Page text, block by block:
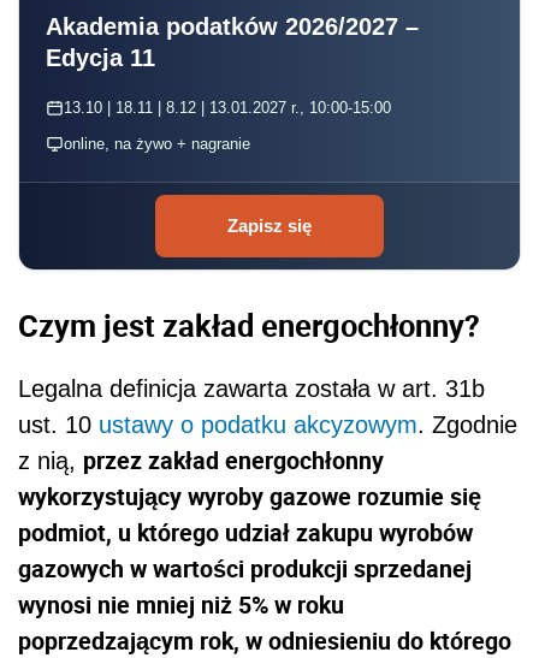
Akademia podatków 2026/2027 –
Edycja 11
13.10 | 18.11 | 8.12 | 13.01.2027 r., 10:00-15:00
online, na żywo + nagranie
Zapisz się
Czym jest zakład energochłonny?
Legalna definicja zawarta została w art. 31b
ust. 10 ustawy o podatku akcyzowym. Zgodnie
z nią, przez zakład energochłonny
wykorzystujący wyroby gazowe rozumie się
podmiot, u którego udział zakupu wyrobów
gazowych w wartości produkcji sprzedanej
wynosi nie mniej niż 5% w roku
poprzedzającym rok, w odniesieniu do którego